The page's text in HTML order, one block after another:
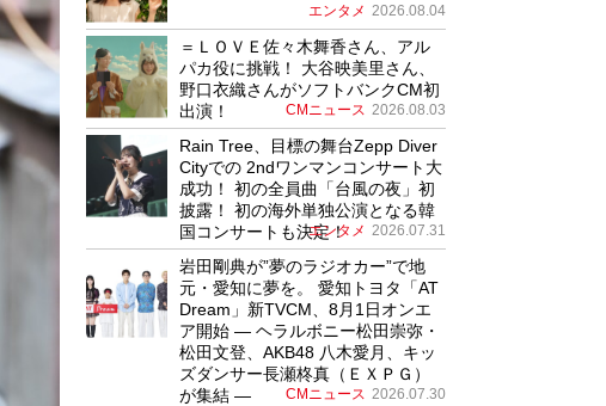
エンタメ 2026.08.04
＝ＬＯＶＥ佐々木舞香さん、アル
パカ役に挑戦！ 大谷映美里さん、
野口衣織さんがソフトバンクCM初
出演！
CMニュース 2026.08.03
Rain Tree、目標の舞台Zepp Diver
Cityでの 2ndワンマンコンサート大
成功！ 初の全員曲「台風の夜」初
披露！ 初の海外単独公演となる韓
国コンサートも決定！
エンタメ 2026.07.31
岩田剛典が”夢のラジオカー”で地
元・愛知に夢を。 愛知トヨタ「AT
Dream」新TVCM、8月1日オンエ
ア開始 ― ヘラルボニー松田崇弥・
松田文登、AKB48 八木愛月、キッ
ズダンサー長瀬柊真（ＥＸＰＧ）
が集結 ―
CMニュース 2026.07.30